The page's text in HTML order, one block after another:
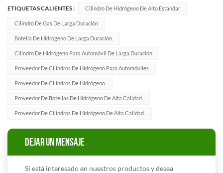
ETIQUETAS CALIENTES : Cilindro De Hidrógeno De Alto Estándar
Cilindro De Gas De Larga Duración
Botella De Hidrógeno De Larga Duración.
Cilindro De Hidrógeno Para Automóvil De Larga Duración
Proveedor De Cilindros De Hidrógeno Para Automóviles
Proveedor De Cilindros De Hidrógeno.
Proveedor De Botellas De Hidrógeno De Alta Calidad.
Proveedor De Cilindros De Hidrógeno De Alta Calidad.
DEJAR UN MENSAJE
Si está interesado en nuestros productos y desea